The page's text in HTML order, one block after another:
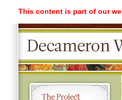
This content is part of our